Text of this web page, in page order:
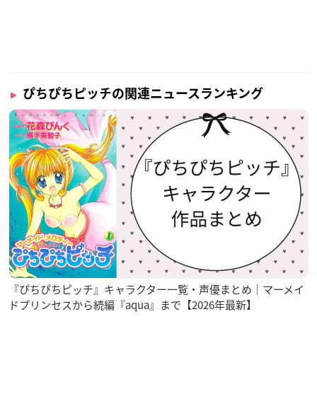
ぴちぴちピッチの関連ニュースランキング
『ぴちぴちピッチ』キャラクター一覧・声優まとめ｜マーメイ
ドプリンセスから続編『aqua』まで【2026年最新】